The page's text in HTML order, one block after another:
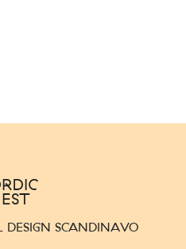
DESIGN SCANDINAVO